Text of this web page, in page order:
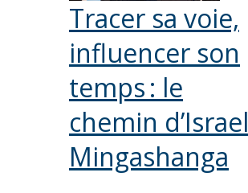
Tracer sa voie,
influencer son
temps : le
chemin d’Israel
Mingashanga